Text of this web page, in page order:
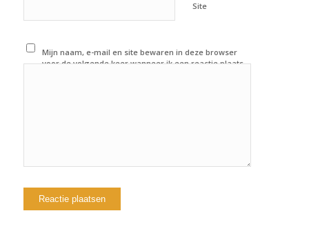
Site
Mijn naam, e-mail en site bewaren in deze browser
voor de volgende keer wanneer ik een reactie plaats.